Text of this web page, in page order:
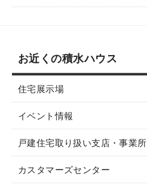
お近くの積水ハウス
住宅展示場
イベント情報
戸建住宅取り扱い支店・事業所
カスタマーズセンター